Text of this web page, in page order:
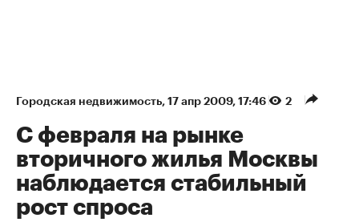
Городская недвижимость⁠, 17 апр 2009, 17:46 2
С февраля на рынке
вторичного жилья Москвы
наблюдается стабильный
рост спроса